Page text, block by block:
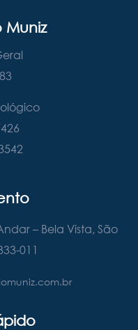
Muniz
– Bela Vista, São
011